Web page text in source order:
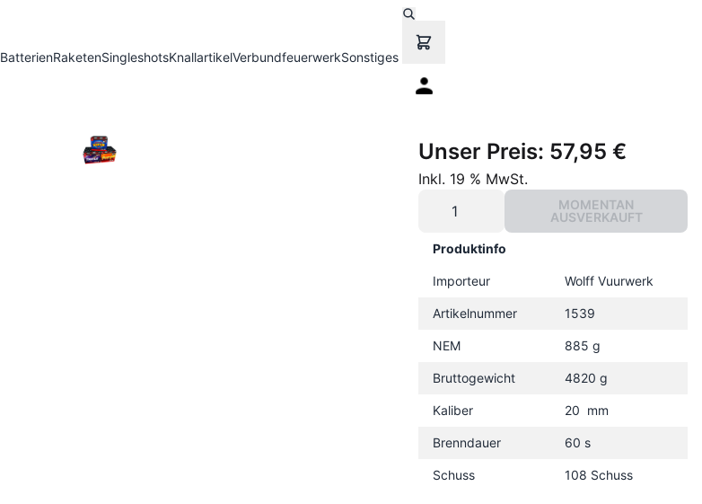
BatterienRaketenSingleshotsKnallartikelVerbundfeuerwerkSonstiges
Unser Preis: 57,95 €
Inkl. 19 % MwSt.
MOMENTAN
AUSVERKAUFT
Produktinfo
Importeur Wolff Vuurwerk
Artikelnummer 1539
NEM 885 g
Bruttogewicht 4820 g
Kaliber 20 mm
Brenndauer 60 s
Schuss 108 Schuss